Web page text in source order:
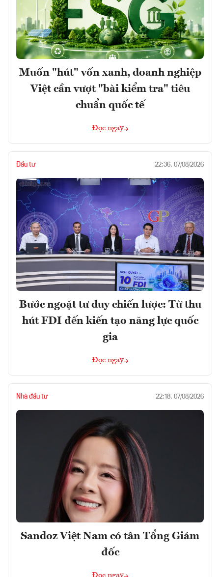
Muốn "hút" vốn xanh, doanh nghiệp
Việt cần vượt "bài kiểm tra" tiêu
chuẩn quốc tế
Đọc ngay
Đầu tư 22:36, 07/08/2026
Bước ngoặt tư duy chiến lược: Từ thu
hút FDI đến kiến tạo năng lực quốc
gia
Đọc ngay
Nhà đầu tư 22:18, 07/08/2026
Sandoz Việt Nam có tân Tổng Giám
đốc
Đọc ngay